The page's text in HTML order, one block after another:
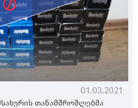
01.03.2021
თანამშრომლებმა